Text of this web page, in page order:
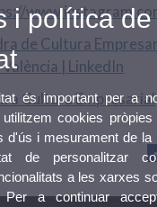
de Cultura
| LinkedIn
Cultura Empresarial
i política de
és important per a
cookies
d'ús i mesurament de la
de personalitzar
a les xarxes
Per a continuar